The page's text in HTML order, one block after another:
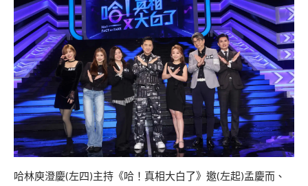
哈林庾澄慶(左四)主持《哈！真相大白了》邀(左起)孟慶而、